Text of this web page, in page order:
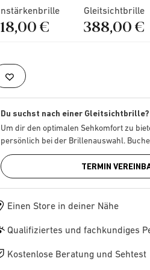
€
Gleitsichtbrille
388,00 €
Du suchst nach einer Gleitsichtbrille?
Um dir den optimalen Sehkomfort zu
persönlich bei der Brillenauswahl.
TERMIN
Einen Store in deiner Nähe
Qualifiziertes und fachkundiges
Kostenlose Beratung und Sehtest